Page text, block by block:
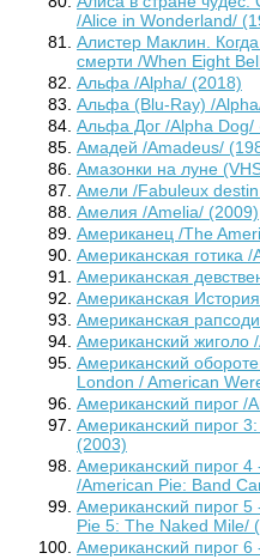
/Alice in Wonderland/
Алистер Маклин.
смерти /When Eight
Альфа /Alpha/ (2018)
Альфа (Blu-Ray) /
Альфа Дог /Alpha Dog/
Амадей /Amadeus/
Амазонки на луне
Амели /Fabuleux
Амелия /Amelia/ (2009)
Американец /The
Американская готика
Американская
Американская
Американская
Американский жиголо
Американский
London / American
Американский пирог /
Американский пирог
(2003)
Американский пирог
/American Pie: Band
Американский пирог
Pie 5: The Naked Mile/
Американский пирог